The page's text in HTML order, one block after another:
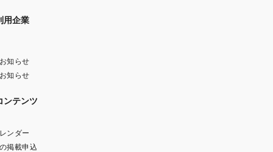
用企業
知らせ
知らせ
ンテンツ
ンダー
掲載申込